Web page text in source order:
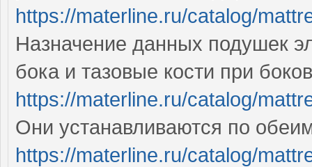
https://materline.ru/catalog/
Назначение данных подушек
бока и тазовые кости при
https://materline.ru/catalog/
Они устанавливаются по
https://materline.ru/catalog/